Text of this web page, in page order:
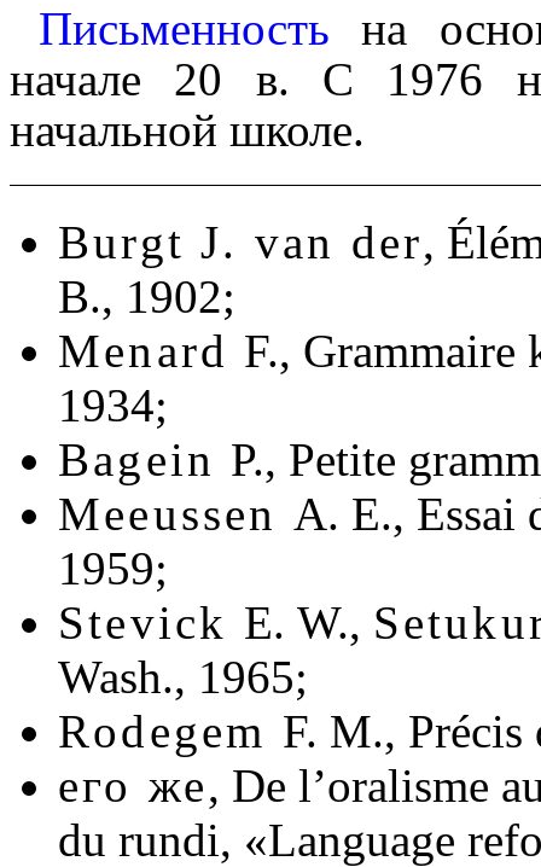
Письменность на
начале 20 в. С 1976
начальной школе.
Burgt J. van der,
B., 1902;
Menard F.,
1934;
Bagein P., Petite
Meeussen A. E., Essai
1959;
Stevick E. W.,
Wash., 1965;
Rodegem F. M.,
его же, De l’oralisme
du rundi, «Language